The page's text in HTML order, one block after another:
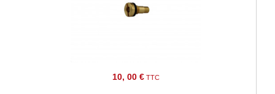
10, 00 € TTC